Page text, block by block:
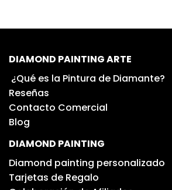
DIAMOND PAINTING ARTE
¿Qué es la Pintura de Diamante?
Reseñas
Contacto Comercial
Blog
DIAMOND PAINTING
Diamond painting personalizado
Tarjetas de Regalo